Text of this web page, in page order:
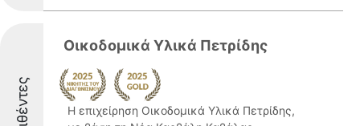
Οικοδομικά Υλικά Πετρίδης
Η επιχείρηση Οικοδομικά Υλικά Πετρίδης,